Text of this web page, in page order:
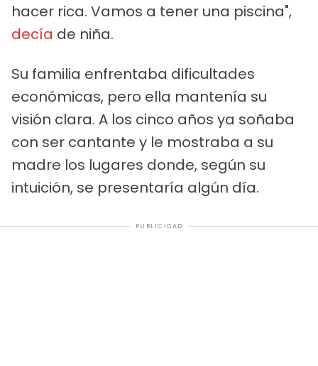
hacer rica. Vamos a tener una piscina",
decía de niña.
Su familia enfrentaba dificultades
económicas, pero ella mantenía su
visión clara. A los cinco años ya soñaba
con ser cantante y le mostraba a su
madre los lugares donde, según su
intuición, se presentaría algún día.
PUBLICIDAD